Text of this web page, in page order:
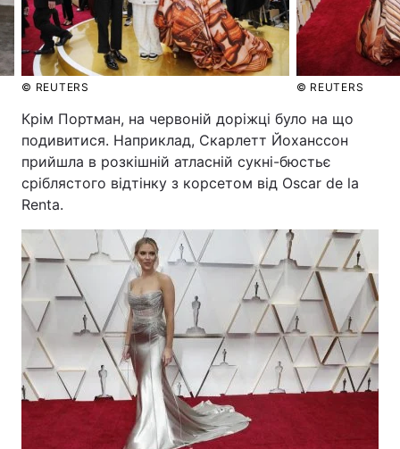
© REUTERS © REUTERS
Крім Портман, на червоній доріжці було на що
подивитися. Наприклад, Скарлетт Йоханссон
прийшла в розкішній атласній сукні-бюстьє
сріблястого відтінку з корсетом від Oscar de la
Renta.